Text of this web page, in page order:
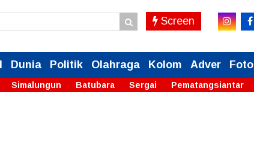
Screen
Dunia Politik Olahraga Kolom Adver Foto
Simalungun Batubara Sergai Pematangsiantar